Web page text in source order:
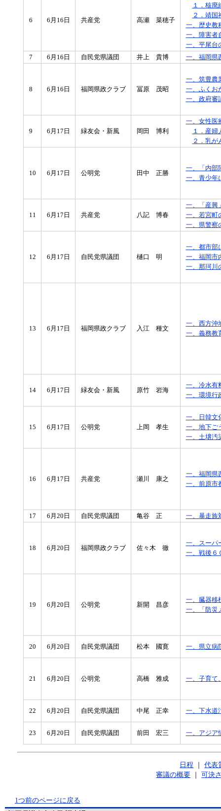
6 6月16日 共産党 高瀬 菜穂子
１．核廃
２．靖国
一、歴史教
一、障害者
一、平尾台
7
6月16日 自民党県議団 井上 貴博 一、福岡県
8 6月16日 福岡県政クラブ 冨原 茂昭
一、筑豊農
一、ふくお
一、政府審
9 6月17日 緑友会・新風 岡田 博利
一、女性医
１．産婦
２．乳が
10 6月17日 公明党 田中 正勝
一、「内部
一、青少年
11 6月17日 共産党 八記 博春
一、「産興
一、若宮町
一、県警察
12 6月17日 自民党県議団 樋口 明
一、都市部
一、福岡市
一、那珂川
13 6月17日 福岡県政クラブ 入江 種文
一、西方沖
一、義務教
14 6月17日 緑友会・新風 原竹 岩海
一、冷水有
一、環境行
15 6月17日 公明党 上岡 孝生
一、日韓文
一、地下ご
一、土壌汚
16 6月17日 共産党 瀬川 康之
一、福岡県
一、前原市
17 6月20日 自民党県議団 亀谷 正 一、暴走族
18 6月20日 福岡県政クラブ 佐々木 徹
一、スーパ
一、戦後６
19 6月20日 公明党 新開 昌彦
一、臓器移
一、「防災
20 6月20日 自民党県議団 松本 國寛 一、県立病
21 6月20日 公明党 高橋 雅成 一、子育て
22 6月20日 自民党県議団 中尾 正幸 一、下水道
23 6月20日 自民党県議団 前田 宏三 一、アジア
日程 ｜代表
審議の概要 ｜可決
1つ前のページに戻る